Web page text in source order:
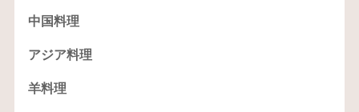
中国料理
アジア料理
羊料理